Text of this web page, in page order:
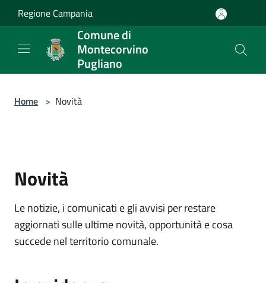
Salta al contenuto principale
Regione Campania
Comune di
Montecorvino
Pugliano
Home > Novità
Novità
Le notizie, i comunicati e gli avvisi per restare
aggiornati sulle ultime novità, opportunità e cosa
succede nel territorio comunale.